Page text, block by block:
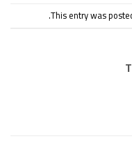
This entry was
.